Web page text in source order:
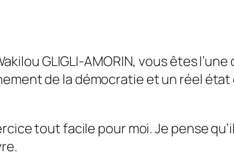
GLIGLI-AMORIN, vous êtes
de la démocratie et un réel
tout facile pour moi. Je pense